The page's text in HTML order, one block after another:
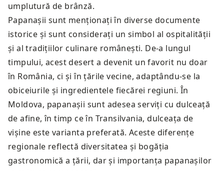
umplutură de brânză.
Papanașii sunt menționați în diverse documente
istorice și sunt considerați un simbol al ospitalității
și al tradițiilor culinare românești. De-a lungul
timpului, acest desert a devenit un favorit nu doar
în România, ci și în țările vecine, adaptându-se la
obiceiurile și ingredientele fiecărei regiuni. În
Moldova, papanașii sunt adesea serviți cu dulceață
de afine, în timp ce în Transilvania, dulceața de
vișine este varianta preferată. Aceste diferențe
regionale reflectă diversitatea și bogăția
gastronomică a țării, dar și importanța papanașilor